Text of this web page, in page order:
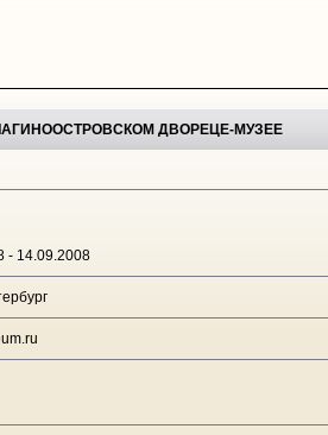
ДВОРЕЦЕ-МУЗЕЕ
- 14.09.2008